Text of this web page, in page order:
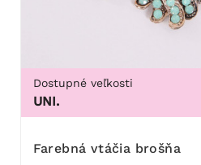
Dostupné veľkosti
UNI.
Farebná vtáčia brošňa